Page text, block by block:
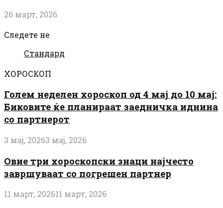
26 март, 2026
Следете не
Стандард
ХОРОСКОП
Голем неделен хороскоп од 4 мај до 10 мај:
Биковите ќе планираат заедничка иднина
со партнерот
3 мај, 20263 мај, 2026
Овие три хороскопски знаци најчесто
завршуваат со погрешен партнер
11 март, 202611 март, 2026